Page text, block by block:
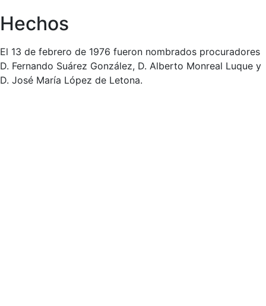
Hechos
El 13 de febrero de 1976 fueron nombrados procuradores
D. Fernando Suárez González, D. Alberto Monreal Luque y
D. José María López de Letona.